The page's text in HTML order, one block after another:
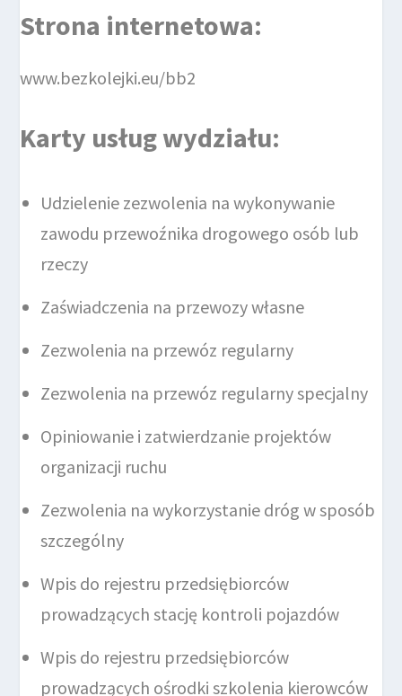
Strona internetowa:
www.bezkolejki.eu/bb2
Karty usług wydziału:
Udzielenie zezwolenia na wykonywanie
zawodu przewoźnika drogowego osób lub
rzeczy
Zaświadczenia na przewozy własne
Zezwolenia na przewóz regularny
Zezwolenia na przewóz regularny specjalny
Opiniowanie i zatwierdzanie projektów
organizacji ruchu
Zezwolenia na wykorzystanie dróg w sposób
szczególny
Wpis do rejestru przedsiębiorców
prowadzących stację kontroli pojazdów
Wpis do rejestru przedsiębiorców
prowadzących ośrodki szkolenia kierowców